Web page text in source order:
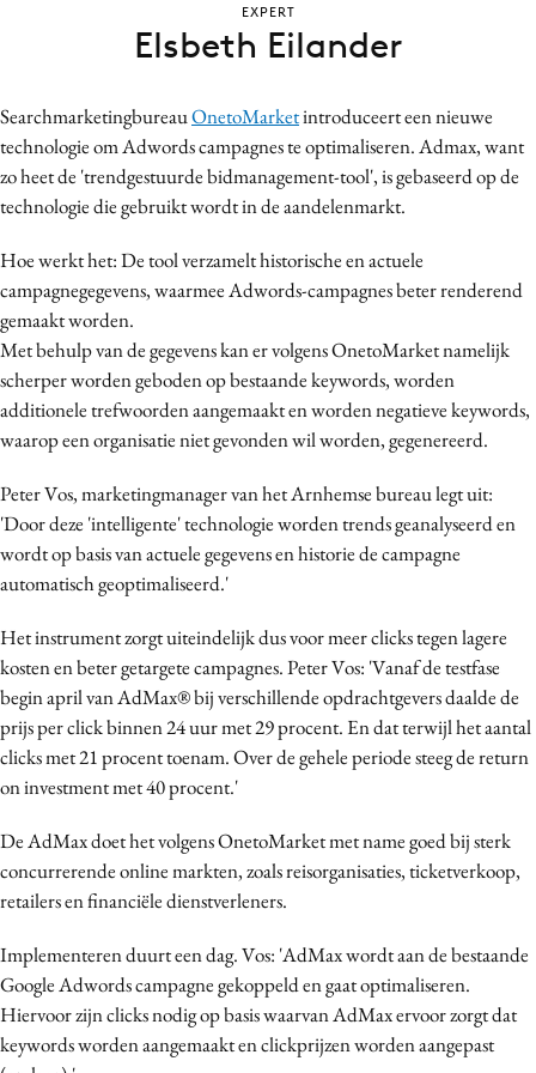
Contentmarketing
Craft
Customer Experience
Design
Digital transformation
Diversiteit
Effectiviteit
Gedragsverandering
Influencer marketing
Interne communicatie
Martech
Media
Merkstrategie
PR
Programmatic
Purpose Marketing
Reputatie & crisis
SearchmarketingbureauOnetoMarketintroduceert een nieuwe
technologie om Adwords campagnes te optimaliseren. Admax, want
zo heet de 'trendgestuurde bidmanagement-tool', is gebaseerd op de
technologie die gebruikt wordt in de aandelenmarkt.
Hoe werkt het: De tool verzamelt historische en actuele
campagnegegevens, waarmee Adwords-campagnes beter renderend
gemaakt worden.
Met behulp van de gegevens kan er volgens OnetoMarket namelijk
scherper worden geboden op bestaande keywords, worden
additionele trefwoorden aangemaakt en worden negatieve keywords,
waarop een organisatie niet gevonden wil worden, gegenereerd.
Peter Vos, marketingmanager van het Arnhemse bureau legt uit:
'Door deze 'intelligente' technologie worden trends geanalyseerd en
wordt op basis van actuele gegevens en historie de campagne
automatisch geoptimaliseerd.'
Het instrument zorgt uiteindelijk dus voor meer clicks tegen lagere
kosten en beter getargete campagnes. Peter Vos: 'Vanaf de testfase
begin april van AdMax® bij verschillende opdrachtgevers daalde de
prijs per click binnen 24 uur met 29 procent. En dat terwijl het aantal
clicks met 21 procent toenam. Over de gehele periode steeg de return
on investment met 40 procent.'
De AdMax doet het volgens OnetoMarket met name goed bij sterk
concurrerende online markten, zoals reisorganisaties, ticketverkoop,
retailers en financiële dienstverleners.
Implementeren duurt een dag. Vos: 'AdMax wordt aan de bestaande
Google Adwords campagne gekoppeld en gaat optimaliseren.
Hiervoor zijn clicks nodig op basis waarvan AdMax ervoor zorgt dat
keywords worden aangemaakt en clickprijzen worden aangepast
EXPERT
Elsbeth Eilander